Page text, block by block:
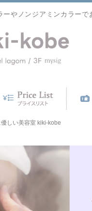
やノンジアミンカラー
しい美容室 kiki-kobe